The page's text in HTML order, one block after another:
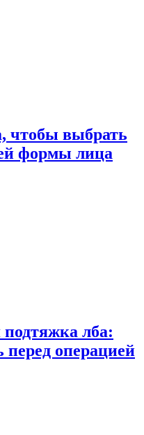
чтобы выбрать
формы лица
лба:
перед операцией